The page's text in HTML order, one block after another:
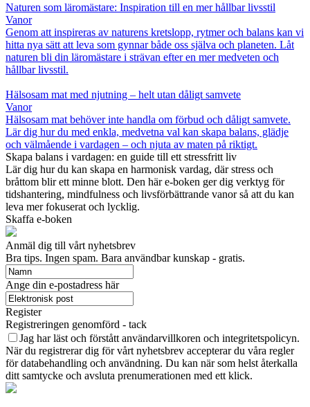
Naturen som läromästare: Inspiration till en mer hållbar livsstil
Vanor
Genom att inspireras av naturens kretslopp, rytmer och balans kan vi
hitta nya sätt att leva som gynnar både oss själva och planeten. Låt
naturen bli din läromästare i strävan efter en mer medveten och
hållbar livsstil.
Hälsosam mat med njutning – helt utan dåligt samvete
Vanor
Hälsosam mat behöver inte handla om förbud och dåligt samvete.
Lär dig hur du med enkla, medvetna val kan skapa balans, glädje
och välmående i vardagen – och njuta av maten på riktigt.
Skapa balans i vardagen: en guide till ett stressfritt liv
Lär dig hur du kan skapa en harmonisk vardag, där stress och
bråttom blir ett minne blott. Den här e-boken ger dig verktyg för
tidshantering, mindfulness och livsförbättrande vanor så att du kan
leva mer fokuserat och lycklig.
Skaffa e-boken
Anmäl dig till vårt nyhetsbrev
Bra tips. Ingen spam. Bara användbar kunskap - gratis.
Ange din e-postadress här
Register
Registreringen genomförd - tack
Jag har läst och förstått användarvillkoren och integritetspolicyn.
När du registrerar dig för vårt nyhetsbrev accepterar du våra regler
för databehandling och användning. Du kan när som helst återkalla
ditt samtycke och avsluta prenumerationen med ett klick.